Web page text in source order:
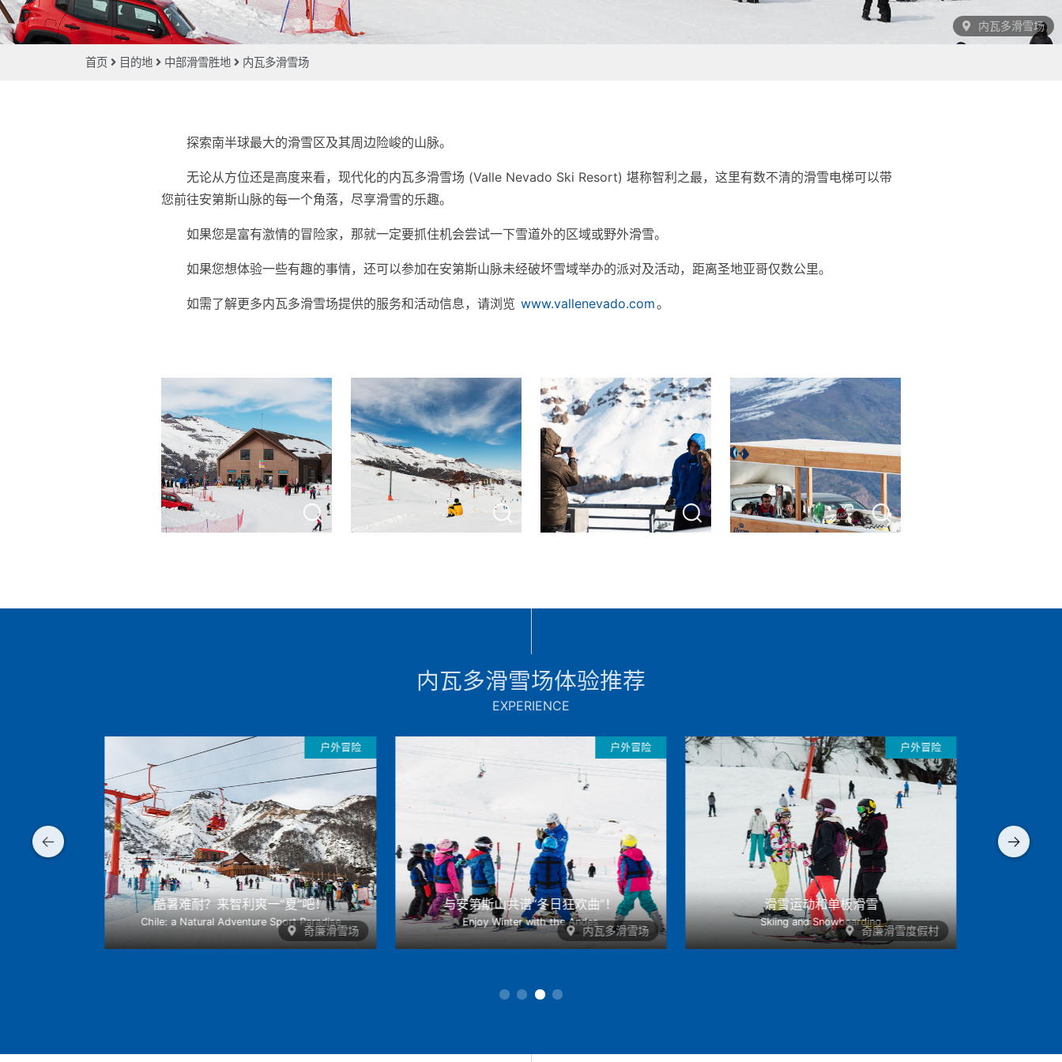
内瓦多滑雪场
首页 目的地 中部滑雪胜地 内瓦多滑雪场
探索南半球最大的滑雪区及其周边险峻的山脉。
无论从方位还是高度来看，现代化的内瓦多滑雪场 (Valle Nevado Ski Resort) 堪称智利之最，这里有数不清的滑雪电梯可以带
您前往安第斯山脉的每一个角落，尽享滑雪的乐趣。
如果您是富有激情的冒险家，那就一定要抓住机会尝试一下雪道外的区域或野外滑雪。
如果您想体验一些有趣的事情，还可以参加在安第斯山脉未经破坏雪域举办的派对及活动，距离圣地亚哥仅数公里。
如需了解更多内瓦多滑雪场提供的服务和活动信息，请浏览 www.vallenevado.com。
内瓦多滑雪场体验推荐
EXPERIENCE
与安第斯山共谱“冬日狂欢曲”！
Enjoy Winter with the Andes
内瓦多滑雪场
户外冒险
滑雪运动和单板滑雪
Skiing and Snowboarding
奇廉滑雪度假村
户外冒险
独家，魔术和冒险：智利的豪华旅游
Luxury Tourism in Chile
户外冒险